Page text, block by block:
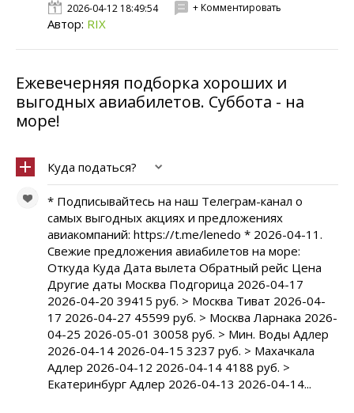
2026-04-12 18:49:54 + Комментировать
Автор: RIX
Ежевечерняя подборка хороших и
выгодных авиабилетов. Cуббота - на
море!
Куда податься?
* Подписывайтесь на наш Телеграм-канал о
самых выгодных акциях и предложениях
авиакомпаний: https://t.me/lenedo * 2026-04-11.
Свежие предложения авиабилетов на море:
Откуда Куда Дата вылета Обратный рейс Цена
Другие даты Москва Подгорица 2026-04-17
2026-04-20 39415 руб. > Москва Тиват 2026-04-
17 2026-04-27 45599 руб. > Москва Ларнака 2026-
04-25 2026-05-01 30058 руб. > Мин. Воды Адлер
2026-04-14 2026-04-15 3237 руб. > Махачкала
Адлер 2026-04-12 2026-04-14 4188 руб. >
Екатеринбург Адлер 2026-04-13 2026-04-14...